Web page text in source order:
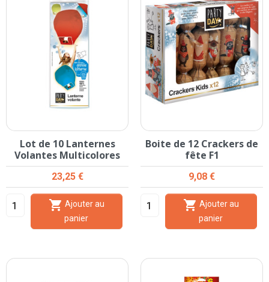
Lot de 10 Lanternes
Volantes Multicolores
Prix
23,25 €

panier
Boite de 12 Crackers de
fête F1
Prix
9,08 €

panier